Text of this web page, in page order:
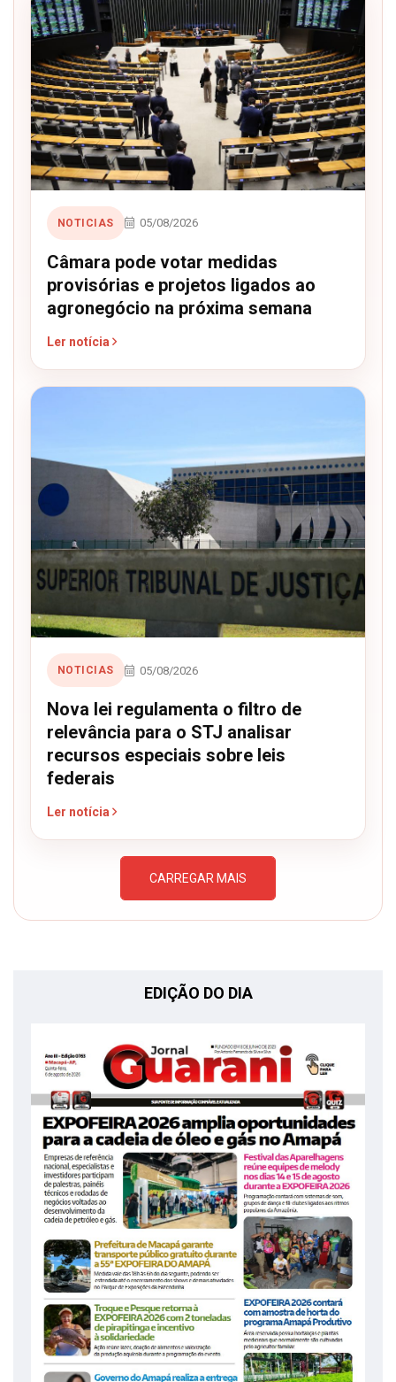
NOTICIAS 05/08/2026
Câmara pode votar medidas
provisórias e projetos ligados ao
agronegócio na próxima semana
Ler notícia
NOTICIAS 05/08/2026
Nova lei regulamenta o filtro de
relevância para o STJ analisar
recursos especiais sobre leis
federais
Ler notícia
CARREGAR MAIS
EDIÇÃO DO DIA